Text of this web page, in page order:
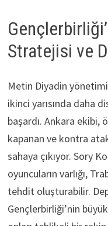
Stratejisi ve
Metin Diyadin
ikinci yarısında daha
başardı. Ankara ekibi,
kapanan ve kontra
sahaya çıkıyor. Sory
oyuncuların varlığı,
tehdit oluşturabilir.
Gençlerbirliği’nin